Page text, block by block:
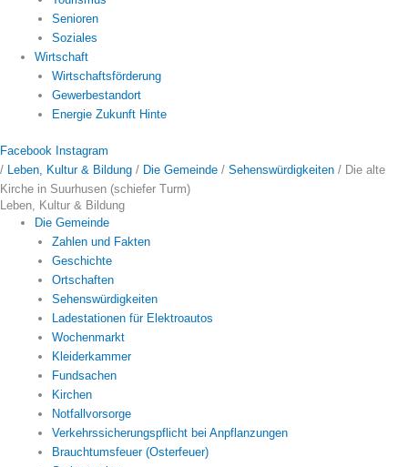
Senioren
Soziales
Wirtschaft
Wirtschaftsförderung
Gewerbestandort
Energie Zukunft Hinte
Facebook Instagram
/ Leben, Kultur & Bildung / Die Gemeinde / Sehenswürdigkeiten / Die alte
Kirche in Suurhusen (schiefer Turm)
Leben, Kultur & Bildung
Die Gemeinde
Zahlen und Fakten
Geschichte
Ortschaften
Sehenswürdigkeiten
Ladestationen für Elektroautos
Wochenmarkt
Kleiderkammer
Fundsachen
Kirchen
Notfallvorsorge
Verkehrssicherungspflicht bei Anpflanzungen
Brauchtumsfeuer (Osterfeuer)